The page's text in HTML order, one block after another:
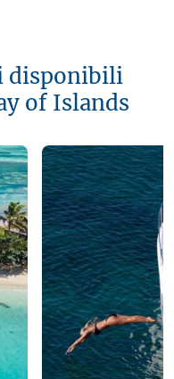
disponibili
of Islands